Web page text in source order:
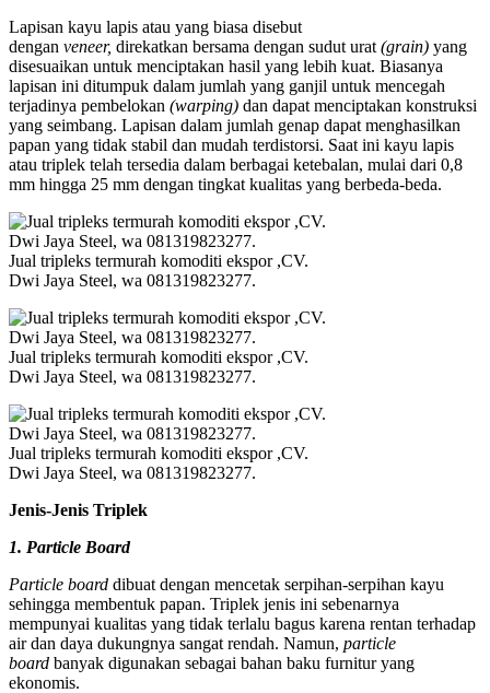
Lapisan kayu lapis atau yang biasa disebut
dengan veneer, direkatkan bersama dengan sudut urat (grain) yang
disesuaikan untuk menciptakan hasil yang lebih kuat. Biasanya
lapisan ini ditumpuk dalam jumlah yang ganjil untuk mencegah
terjadinya pembelokan (warping) dan dapat menciptakan konstruksi
yang seimbang. Lapisan dalam jumlah genap dapat menghasilkan
papan yang tidak stabil dan mudah terdistorsi. Saat ini kayu lapis
atau triplek telah tersedia dalam berbagai ketebalan, mulai dari 0,8
mm hingga 25 mm dengan tingkat kualitas yang berbeda-beda.
Jual tripleks termurah komoditi ekspor ,CV.
Dwi Jaya Steel, wa 081319823277.
Jual tripleks termurah komoditi ekspor ,CV.
Dwi Jaya Steel, wa 081319823277.
Jual tripleks termurah komoditi ekspor ,CV.
Dwi Jaya Steel, wa 081319823277.
Jenis-Jenis Triplek
1. Particle Board
Particle board dibuat dengan mencetak serpihan-serpihan kayu
sehingga membentuk papan. Triplek jenis ini sebenarnya
mempunyai kualitas yang tidak terlalu bagus karena rentan terhadap
air dan daya dukungnya sangat rendah. Namun, particle
board banyak digunakan sebagai bahan baku furnitur yang
ekonomis.